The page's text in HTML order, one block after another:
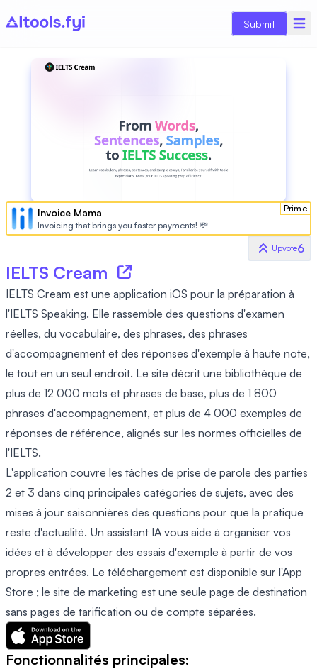
Submit
Prime
Invoice Mama
Invoicing that brings you faster payments! 💸
Upvote6
IELTS Cream
IELTS Cream est une application iOS pour la préparation à
l'IELTS Speaking. Elle rassemble des questions d'examen
réelles, du vocabulaire, des phrases, des phrases
d'accompagnement et des réponses d'exemple à haute note,
le tout en un seul endroit. Le site décrit une bibliothèque de
plus de 12 000 mots et phrases de base, plus de 1 800
phrases d'accompagnement, et plus de 4 000 exemples de
réponses de référence, alignés sur les normes officielles de
l'IELTS.
L'application couvre les tâches de prise de parole des parties
2 et 3 dans cinq principales catégories de sujets, avec des
mises à jour saisonnières des questions pour que la pratique
reste d'actualité. Un assistant IA vous aide à organiser vos
idées et à développer des essais d'exemple à partir de vos
propres entrées. Le téléchargement est disponible sur l'App
Store ; le site de marketing est une seule page de destination
sans pages de tarification ou de compte séparées.
Fonctionnalités principales: